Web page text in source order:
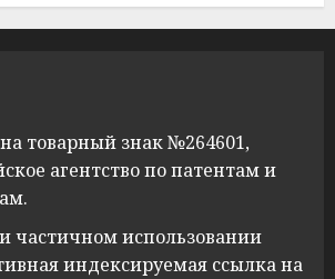
товарный знак №264601,
агентство по патентам и
частичном использовании
индексируемая ссылка на